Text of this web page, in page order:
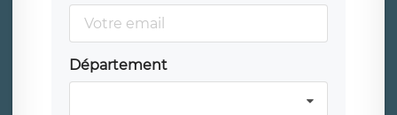
Département